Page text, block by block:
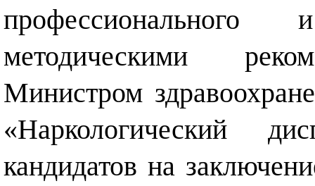
методическими
Министром
«Наркологический
кандидатов на